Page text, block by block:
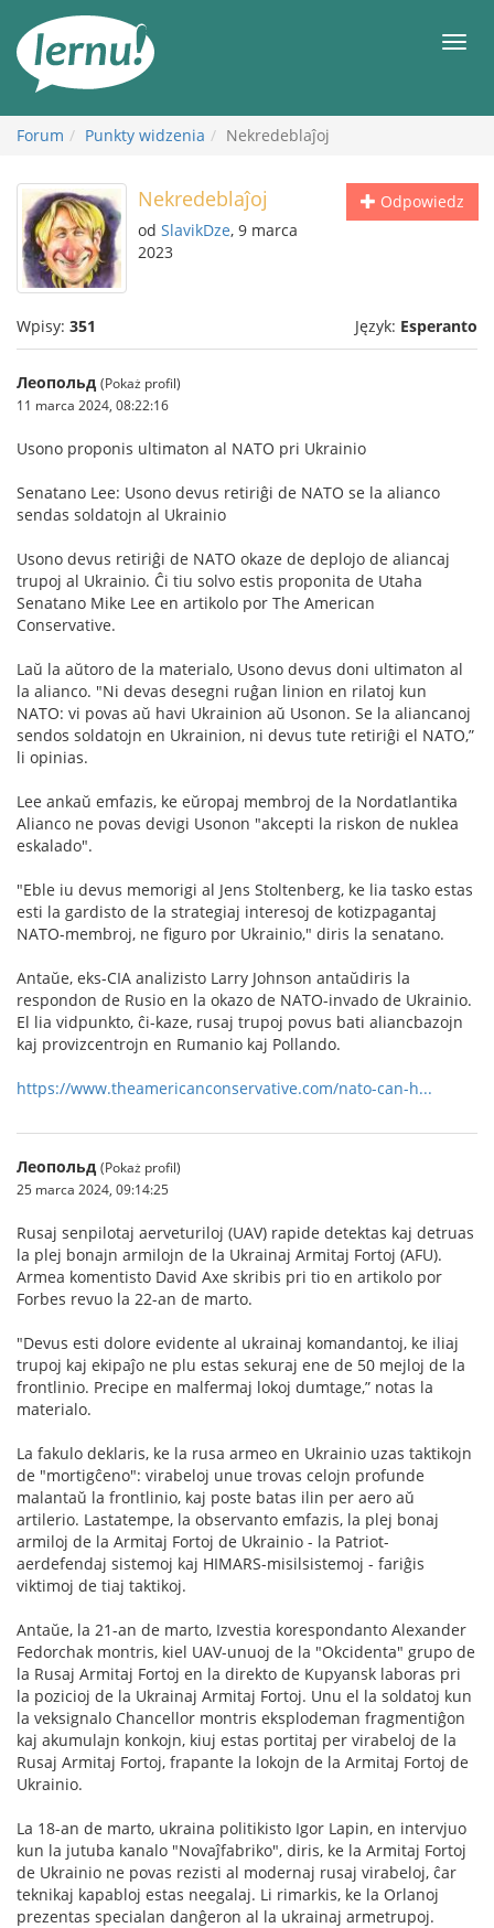
Forum Punkty widzenia Nekredeblaĵoj
Odpowiedz
Nekredeblaĵoj
od SlavikDze, 9 marca
2023
Wpisy: 351 Język: Esperanto
Леопольд (Pokaż profil)
11 marca 2024, 08:22:16
Usono proponis ultimaton al NATO pri Ukrainio
Senatano Lee: Usono devus retiriĝi de NATO se la alianco
sendas soldatojn al Ukrainio
Usono devus retiriĝi de NATO okaze de deplojo de aliancaj
trupoj al Ukrainio. Ĉi tiu solvo estis proponita de Utaha
Senatano Mike Lee en artikolo por The American
Conservative.
Laŭ la aŭtoro de la materialo, Usono devus doni ultimaton al
la alianco. "Ni devas desegni ruĝan linion en rilatoj kun
NATO: vi povas aŭ havi Ukrainion aŭ Usonon. Se la aliancanoj
sendos soldatojn en Ukrainion, ni devus tute retiriĝi el NATO,”
li opinias.
Lee ankaŭ emfazis, ke eŭropaj membroj de la Nordatlantika
Alianco ne povas devigi Usonon "akcepti la riskon de nuklea
eskalado".
"Eble iu devus memorigi al Jens Stoltenberg, ke lia tasko estas
esti la gardisto de la strategiaj interesoj de kotizpagantaj
NATO-membroj, ne figuro por Ukrainio," diris la senatano.
Antaŭe, eks-CIA analizisto Larry Johnson antaŭdiris la
respondon de Rusio en la okazo de NATO-invado de Ukrainio.
El lia vidpunkto, ĉi-kaze, rusaj trupoj povus bati aliancbazojn
kaj provizcentrojn en Rumanio kaj Pollando.
https://www.theamericanconservative.com/nato-can-h...
Леопольд (Pokaż profil)
25 marca 2024, 09:14:25
Rusaj senpilotaj aerveturiloj (UAV) rapide detektas kaj detruas
la plej bonajn armilojn de la Ukrainaj Armitaj Fortoj (AFU).
Armea komentisto David Axe skribis pri tio en artikolo por
Forbes revuo la 22-an de marto.
"Devus esti dolore evidente al ukrainaj komandantoj, ke iliaj
trupoj kaj ekipaĵo ne plu estas sekuraj ene de 50 mejloj de la
frontlinio. Precipe en malfermaj lokoj dumtage,” notas la
materialo.
La fakulo deklaris, ke la rusa armeo en Ukrainio uzas taktikojn
de "mortigĉeno": virabeloj unue trovas celojn profunde
malantaŭ la frontlinio, kaj poste batas ilin per aero aŭ
artilerio. Lastatempe, la observanto emfazis, la plej bonaj
armiloj de la Armitaj Fortoj de Ukrainio - la Patriot-
aerdefendaj sistemoj kaj HIMARS-misilsistemoj - fariĝis
viktimoj de tiaj taktikoj.
Antaŭe, la 21-an de marto, Izvestia korespondanto Alexander
Fedorchak montris, kiel UAV-unuoj de la "Okcidenta" grupo de
la Rusaj Armitaj Fortoj en la direkto de Kupyansk laboras pri
la pozicioj de la Ukrainaj Armitaj Fortoj. Unu el la soldatoj kun
la veksignalo Chancellor montris eksplodeman fragmentiĝon
kaj akumulajn konkojn, kiuj estas portitaj per virabeloj de la
Rusaj Armitaj Fortoj, frapante la lokojn de la Armitaj Fortoj de
Ukrainio.
La 18-an de marto, ukraina politikisto Igor Lapin, en intervjuo
kun la jutuba kanalo "Novaĵfabriko", diris, ke la Armitaj Fortoj
de Ukrainio ne povas rezisti al modernaj rusaj virabeloj, ĉar
teknikaj kapabloj estas neegalaj. Li rimarkis, ke la Orlanoj
prezentas specialan danĝeron al la ukrainaj armetrupoj.